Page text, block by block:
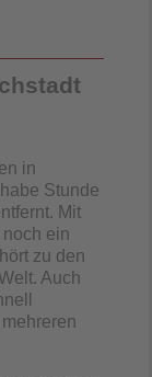
in
Stunde
Mit
ein
zu den
Auch